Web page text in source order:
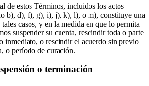
de estos Términos, incluidos los actos
b), d), f), g), i), j), k), l), o m), constituye una
casos, y en la medida en que lo permita
suspender su cuenta, rescindir toda o parte
inmediato, o rescindir el acuerdo sin previo
o período de curación.
o terminación